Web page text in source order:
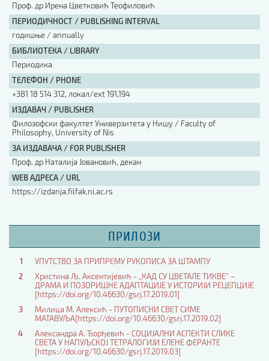
Проф. др Ирена Цветковић Теофиловић
ПЕРИОДИЧНОСТ / PUBLISHING INTERVAL
годишње / annually
БИБЛИОТЕКА / LIBRARY
Периодика
ТЕЛЕФОН / PHONE
+381 18 514 312, локал/ext 191,194
ИЗДАВАЧ / PUBLISHER
Филозофски факултет Универзитета у Нишу / Faculty of
Philosophy, University of Nis
ЗА ИЗДАВАЧА / FOR PUBLISHER
Проф. др Наталија Јовановић, декан
WEB АДРЕСА / URL
https://izdanja.filfak.ni.ac.rs
ПРИЛОЗИ
1
УПУТСТВО ЗА ПРИПРЕМУ РУКОПИСА ЗА ШТАМПУ
2
Христина Љ. Аксентијевић - „КАД СУ ЦВЕТАЛЕ ТИКВЕ” –
ДРАМА И ПОЗОРИШНЕ АДАПТАЦИЈЕ У ИСТОРИЈИ РЕЦЕПЦИЈЕ
[https://doi.org/10.46630/gsrj.17.2019.01]
3
Милица М. Алексић - ПУТОПИСНИ СВЕТ СИМЕ
МАТАВУЉА[https://doi.org/10.46630/gsrj.17.2019.02]
4
Александра А. Ђорђевић - СОЦИЈАЛНИ АСПЕКТИ СЛИКЕ
СВЕТА У НАПУЉСКОЈ ТЕТРАЛОГИЈИ ЕЛЕНЕ ФЕРАНТЕ
[https://doi.org/10.46630/gsrj.17.2019.03]